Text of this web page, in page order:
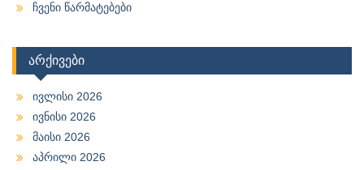
ჩვენი წარმატებები
არქივები
ივლისი 2026
ივნისი 2026
მაისი 2026
აპრილი 2026